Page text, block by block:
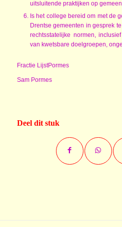
uitsluitende praktijken op
Is het college bereid om met de
Drentse gemeenten in gesprek
rechtsstatelijke normen,
van kwetsbare doelgroepen,
Fractie LijstPormes
Sam Pormes
Deel dit stuk